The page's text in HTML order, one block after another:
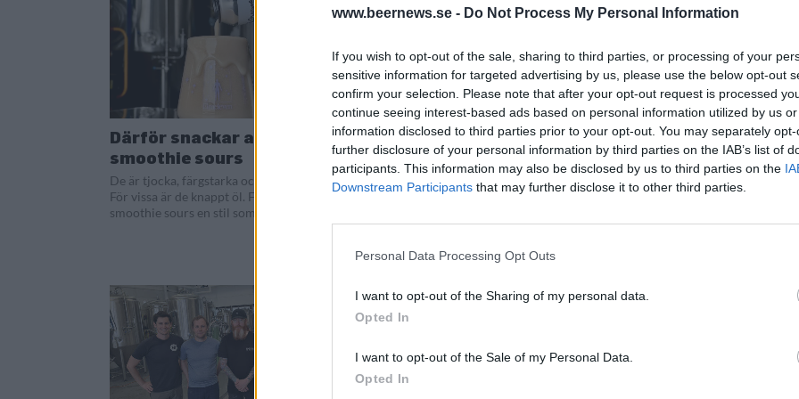
www.beernews.se - Do Not Process My Personal Information
If you wish to opt-out of the sale, sharing to third parties, or processing of your
sensitive information for targeted advertising by us, please use the below opt-out
confirm your selection. Please note that after your opt-out request is processed
continue seeing interest-based ads based on personal information utilized by us
information disclosed to third parties prior to your opt-out. You may separately
further disclosure of your personal information by third parties on the IAB’s list of
participants. This information may also be disclosed by us to third parties on the
Downstream Participants that may further disclose it to other third parties.
Personal Data Processing Opt Outs
I want to opt-out of the Sharing of my personal data.
Opted In
I want to opt-out of the Sale of my Personal Data.
Opted In
Därför snackar alla om
smoothie sours
De är tjocka, färgstarka och ofta söta.
För vissa är de knappt öl. För andra är
smoothie sours en stil som gör...
Elmeleven och
Nerdbrewing går isär
Efter omstrukturering av Molecule
Brewing, moderbolaget till de tre
Nerdbrewing och Chad Beer, har nu två
Svensk dominans på
portugisisk ölfest
Artbeerfest i portugisiska Caminha
utvecklats till en riktig folkfest där
dagar blommar upp med allt från...